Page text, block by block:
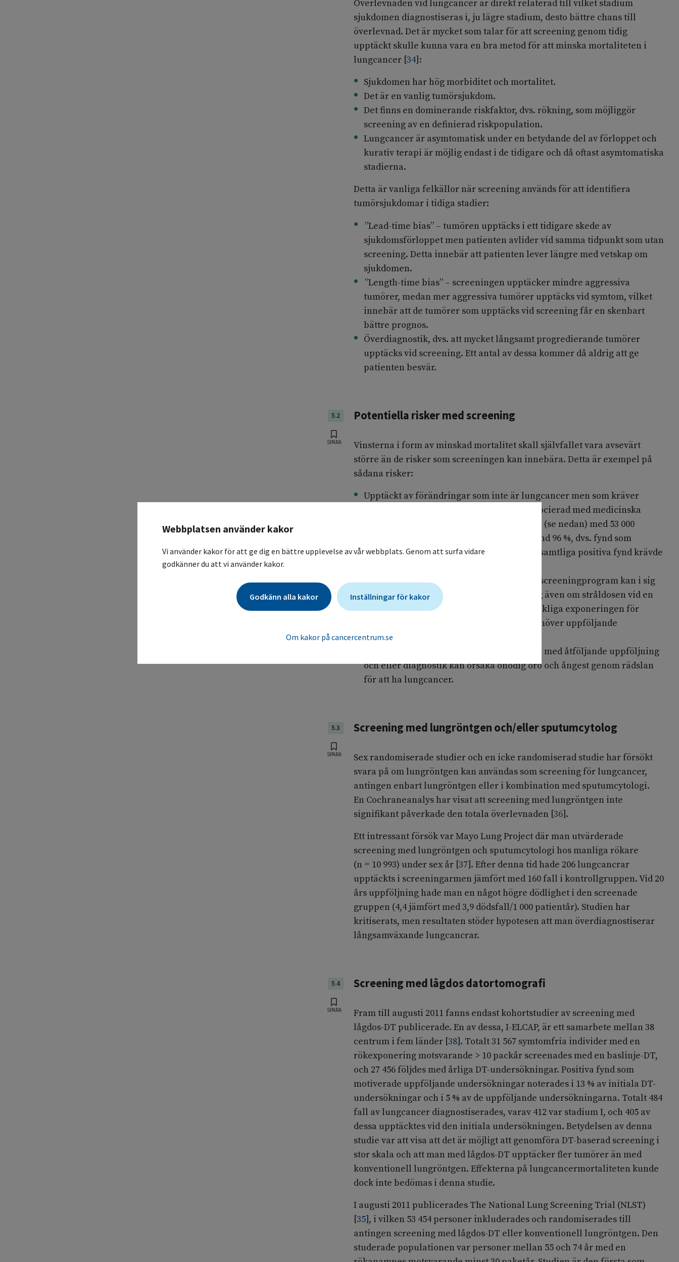
Överlevnaden vid lungcancer är direkt relaterad till vilket stadium
sjukdomen diagnostiseras i, ju lägre stadium, desto bättre chans till
överlevnad. Det är mycket som talar för att screening genom tidig
upptäckt skulle kunna vara en bra metod för att minska mortaliteten i
lungcancer [34] :
Sjukdomen har hög morbiditet och mortalitet.
Det är en vanlig tumörsjukdom.
Det finns en dominerande riskfaktor, dvs. rökning, som möjliggör
screening av en definierad riskpopulation.
Lungcancer är asymtomatisk under en betydande del av förloppet och
kurativ terapi är möjlig endast i de tidigare och då oftast asymtomatiska
stadierna.
Detta är vanliga felkällor när screening används för att identifiera
tumörsjukdomar i tidiga stadier:
”Lead-time bias” – tumören upptäcks i ett tidigare skede av
sjukdomsförloppet men patienten avlider vid samma tidpunkt som utan
screening. Detta innebär att patienten lever längre med vetskap om
sjukdomen.
”Length-time bias” – screeningen upptäcker mindre aggressiva
tumörer, medan mer aggressiva tumörer upptäcks vid symtom, vilket
innebär att de tumörer som upptäcks vid screening får en skenbart
bättre prognos.
Överdiagnostik, dvs. att mycket långsamt progredierande tumörer
upptäcks vid screening. Ett antal av dessa kommer då aldrig att ge
patienten besvär.
5.2 Potentiella risker med screening
SPARA
Vinsterna i form av minskad mortalitet skall självfallet vara avsevärt
större än de risker som screeningen kan innebära. Detta är exempel på
sådana risker:
Upptäckt av förändringar som inte är lungcancer men som kräver
invasiv diagnostik eller kirurgi som är associerad med medicinska
(se nedan) med 53 000
deltagare var incidensen falskt positiva fynd 96 %, dvs. fynd som
utgjordes av annat än lungcancer. 11 % av samtliga positiva fynd krävde
Exponering för joniserande strålning i ett screeningprogram kan i sig
medföra en ökad risk för cancerutveckling även om stråldosen vid en
enstaka undersökning är låg. Den huvudsakliga exponeringen för
strålning förekommer i den grupp som behöver uppföljande
radiologiska undersökningar.
Upptäckten av falskt positiva förändringar med åtföljande uppföljning
och eller diagnostik kan orsaka onödig oro och ångest genom rädslan
för att ha lungcancer.
5.3 Screening med lungröntgen och/eller sputumcytolog
SPARA
Sex randomiserade studier och en icke randomiserad studie har försökt
svara på om lungröntgen kan användas som screening för lungcancer,
antingen enbart lungröntgen eller i kombination med sputumcytologi.
En Cochraneanalys har visat att screening med lungröntgen inte
signifikant påverkade den totala överlevnaden [36].
Ett intressant försök var Mayo Lung Project där man utvärderade
screening med lungröntgen och sputumcytologi hos manliga rökare
(n = 10 993) under sex år [37]. Efter denna tid hade 206 lungcancrar
upptäckts i screeningarmen jämfört med 160 fall i kontrollgruppen. Vid 20
års uppföljning hade man en något högre dödlighet i den screenade
gruppen (4,4 jämfört med 3,9 dödsfall/1 000 patientår). Studien har
kritiserats, men resultaten stöder hypotesen att man överdiagnostiserar
långsamväxande lungcancrar.
5.4 Screening med lågdos datortomografi
SPARA
Fram till augusti 2011 fanns endast kohortstudier av screening med
lågdos-DT publicerade. En av dessa, I-ELCAP, är ett samarbete mellan 38
centrum i fem länder [38]. Totalt 31 567 symtomfria individer med en
rökexponering motsvarande > 10 packår screenades med en baslinje-DT,
och 27 456 följdes med årliga DT-undersökningar. Positiva fynd som
motiverade uppföljande undersökningar noterades i 13 % av initiala DT-
undersökningar och i 5 % av de uppföljande undersökningarna. Totalt 484
fall av lungcancer diagnostiserades, varav 412 var stadium I, och 405 av
dessa upptäcktes vid den initiala undersökningen. Betydelsen av denna
studie var att visa att det är möjligt att genomföra DT-baserad screening i
stor skala och att man med lågdos-DT upptäcker fler tumörer än med
konventionell lungröntgen. Effekterna på lungcancermortaliteten kunde
dock inte bedömas i denna studie.
I augusti 2011 publicerades The National Lung Screening Trial (NLST)
[35], i vilken 53 454 personer inkluderades och randomiserades till
antingen screening med lågdos-DT eller konventionell lungröntgen. Den
studerade populationen var personer mellan 55 och 74 år med en
Webbplatsen använder kakor
Vi använder kakor för att ge dig en bättre upplevelse av vår webbplats. Genom att surfa vidare
godkänner du att vi använder kakor.
Godkänn alla kakor Inställningar för kakor
Om kakor på cancercentrum.se